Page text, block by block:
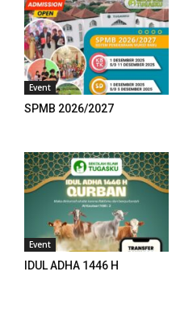
Event
SPMB 2026/2027
Event
IDUL ADHA 1446 H